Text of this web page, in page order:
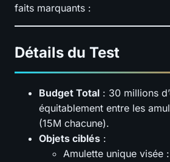
faits marquants :
Détails du Test
Budget Total : 30 millions
équitablement entre les
(15M chacune).
Objets ciblés :
Amulette unique visée :